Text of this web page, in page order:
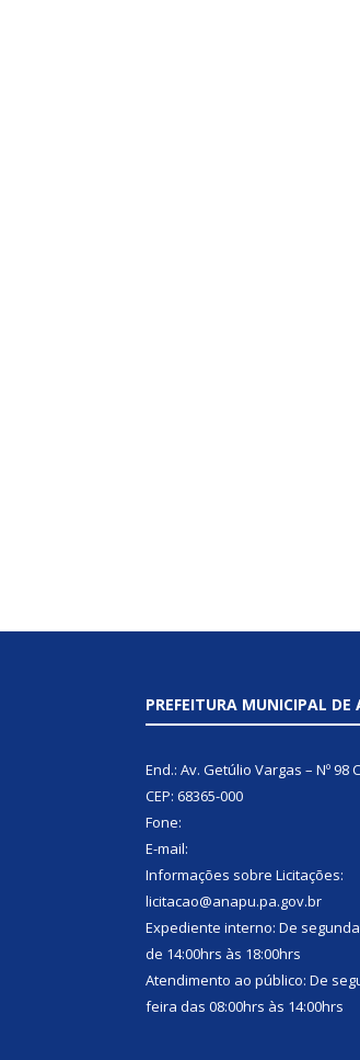
PREFEITURA MUNICIPAL DE
End.: Av. Getúlio Vargas – Nº 98
CEP: 68365-000
Fone:
E-mail:
Informações sobre Licitações:
licitacao@anapu.pa.gov.br
Expediente interno: De
de 14:00hrs às 18:00hrs
Atendimento ao público: De
feira das 08:00hrs às 14:00hrs